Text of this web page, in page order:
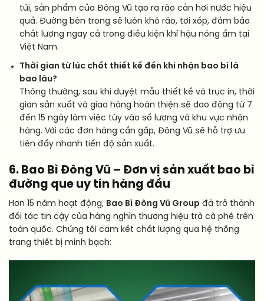
túi, sản phẩm của Đông Vũ tạo ra rào cản hơi nước hiệu
quả. Đường bên trong sẽ luôn khô ráo, tơi xốp, đảm bảo
chất lượng ngay cả trong điều kiện khí hậu nóng ẩm tại
Việt Nam.
Thời gian từ lúc chốt thiết kế đến khi nhận bao bì là
bao lâu?
Thông thường, sau khi duyệt mẫu thiết kế và trục in, thời
gian sản xuất và giao hàng hoàn thiện sẽ dao động từ 7
đến 15 ngày làm việc tùy vào số lượng và khu vực nhận
hàng. Với các đơn hàng cần gấp, Đông Vũ sẽ hỗ trợ ưu
tiên đẩy nhanh tiến độ sản xuất.
6. Bao Bì Đông Vũ – Đơn vị sản xuất bao bì
đường que uy tín hàng đầu
Hơn 15 năm hoạt động, Bao Bì Đông Vũ Group đã trở thành
đối tác tin cậy của hàng nghìn thương hiệu trà cà phê trên
toàn quốc. Chúng tôi cam kết chất lượng qua hệ thống
trang thiết bị minh bạch: